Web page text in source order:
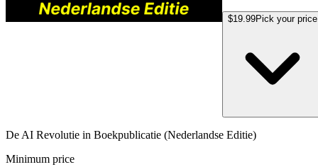
$19.99Pick your price
De AI Revolutie in Boekpublicatie (Nederlandse Editie)
Minimum price